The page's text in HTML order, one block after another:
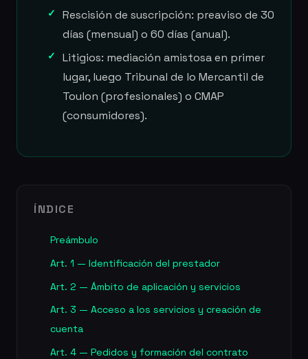
Rescisión de suscripción: preaviso de 30
días (mensual) o 60 días (anual).
Litigios: mediación amistosa en primer
lugar, luego Tribunal de lo Mercantil de
Toulon (profesionales) o CMAP
(consumidores).
ÍNDICE
Preámbulo
Art. 1 — Identificación del prestador
Art. 2 — Ámbito de aplicación y servicios
Art. 3 — Acceso a los servicios y creación de
cuenta
Art. 4 — Pedidos y formación del contrato